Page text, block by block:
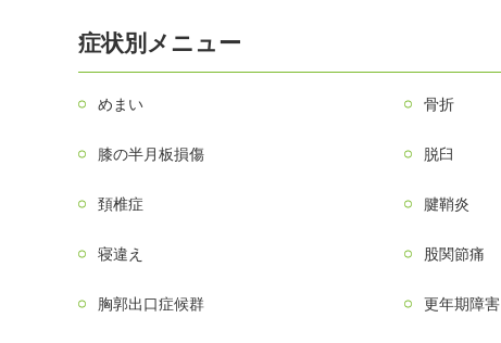
症状別メニュー
めまい 骨折
膝の半月板損傷 脱臼
頚椎症 腱鞘炎
寝違え 股関節痛
胸郭出口症候群 更年期障害